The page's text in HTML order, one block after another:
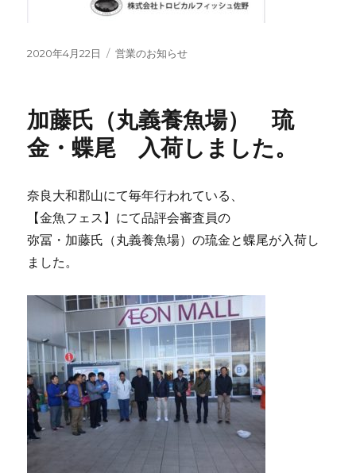
投
2020年4月22日
カ
ー
営業のお知らせ
加藤氏（丸義養魚場） 琉
金・蝶尾 入荷しました。
奈良大和郡山にて毎年行われている、
【金魚フェス】にて品評会審査員の
弥冨・加藤氏（丸義養魚場）の琉金と蝶尾が入荷し
ました。